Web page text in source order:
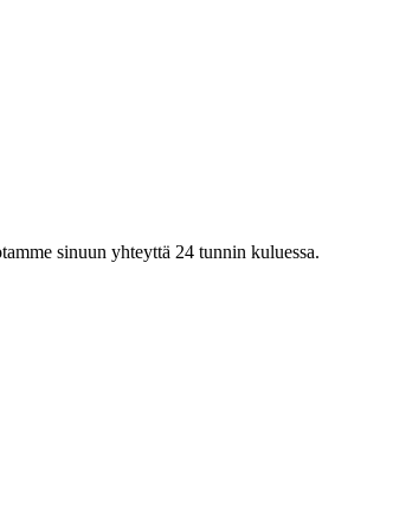
sinuun yhteyttä 24 tunnin kuluessa.